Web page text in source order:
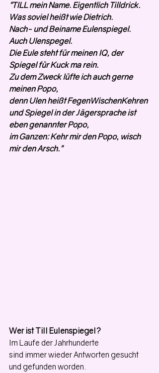
"TILL mein Name. Eigentlich Tilldrick.
Was soviel heißt wie Dietrich.
Nach- und Beiname Eulenspiegel.
Auch Ulenspegel.
Die Eule steht für meinen IQ, der
Spiegel für Kuck ma rein.
Zu dem Zweck lüfte ich auch gerne
meinen Popo,
denn Ulen heißt FegenWischenKehren
und Spiegel in der Jägersprache ist
eben genannter Popo,
im Ganzen: Kehr mir den Popo, wisch
mir den Arsch."
Wer ist Till Eulenspiegel?
Im Laufe der Jahrhunderte
sind immer wieder Antworten gesucht
und gefunden worden.